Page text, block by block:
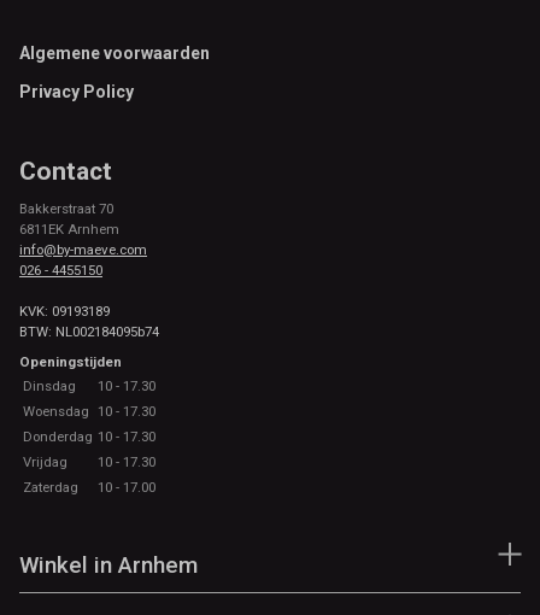
Footer
Algemene voorwaarden
Privacy Policy
Contact
Bakkerstraat 70
6811EK Arnhem
info@by-maeve.com
026 - 4455150
KVK: 09193189
BTW: NL002184095b74
Openingstijden
Dinsdag
10 - 17.30
Woensdag
10 - 17.30
Donderdag 10 - 17.30
Vrijdag
10 - 17.30
Zaterdag
10 - 17.00
Winkel in Arnhem